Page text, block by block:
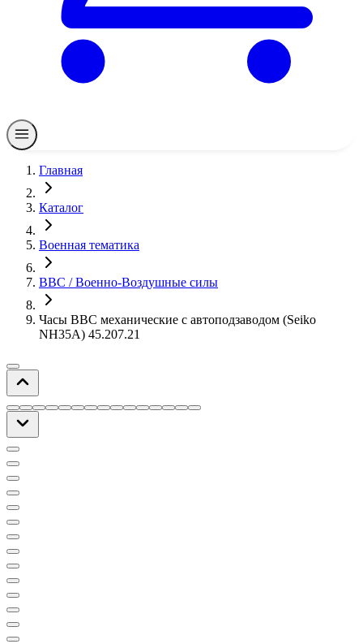
Главная
Каталог
Военная тематика
ВВС / Военно-Воздушные силы
Часы ВВС механические с автоподзаводом (Seiko
NH35A) 45.207.21